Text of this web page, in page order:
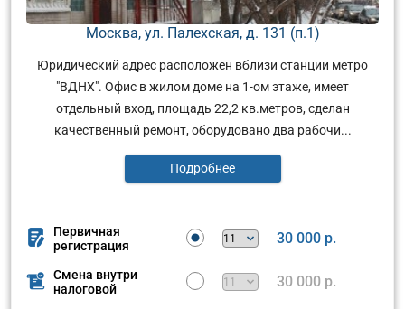
Москва, ул. Палехская, д. 131 (п.1)
Юридический адрес расположен вблизи станции метро
"ВДНХ". Офис в жилом доме на 1-ом этаже, имеет
отдельный вход, площадь 22,2 кв.метров, сделан
качественный ремонт, оборудовано два рабочи...
Подробнее
Первичная
регистрация
30 000 р.
Смена внутри
налоговой
30 000 р.